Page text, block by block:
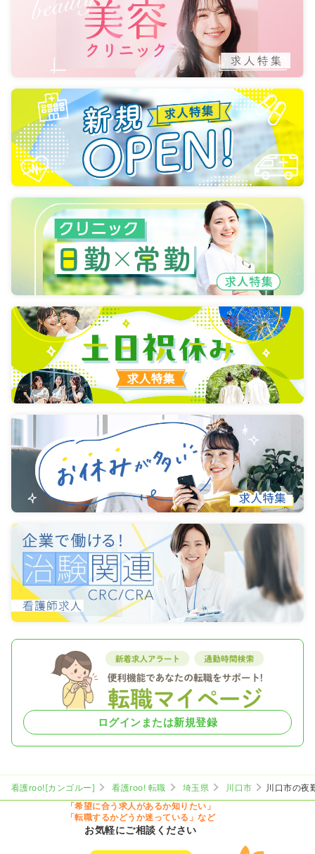
ログインまたは新規登録
看護roo![カンゴルー] 看護roo! 転職 埼玉県 川口市
川口市の夜
「希望に合う求人があるか知りたい」
「転職するかどうか迷っている」など
お気軽にご相談ください